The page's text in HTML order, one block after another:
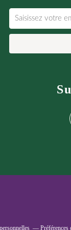
Préférences